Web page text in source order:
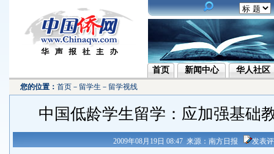
首页 新闻中心 华人社区
您的位置： 首页 － 留学生 － 留学视线
中国低龄学生留学：应加强基础
2009年08月19日 08:47 来源：南方日报 发表